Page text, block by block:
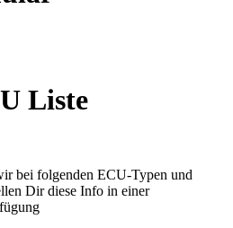
Liste
bei folgenden ECU-Typen und
Dir diese Info in einer